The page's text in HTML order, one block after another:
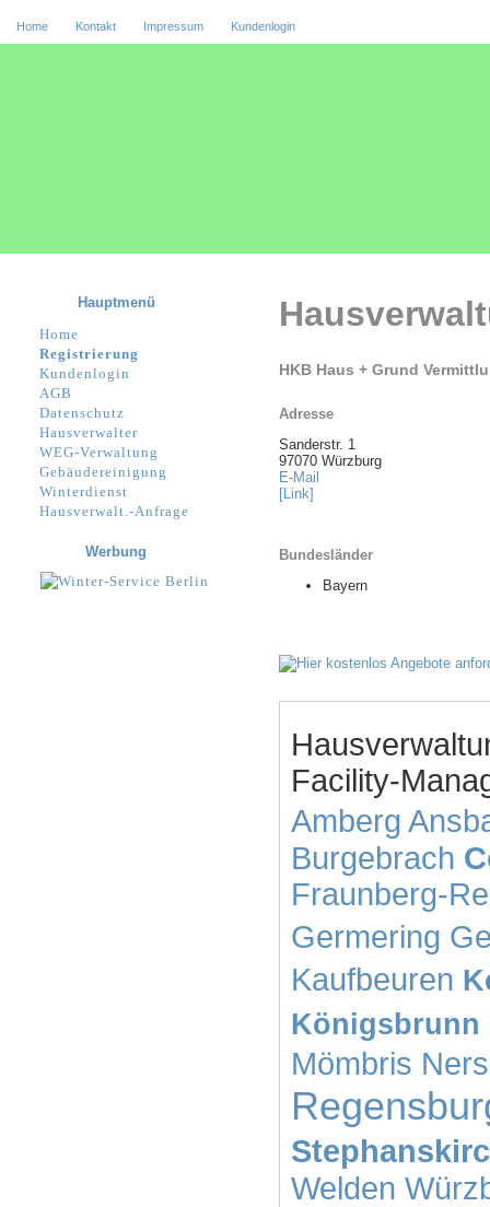
Home Kontakt Impressum Kundenlogin
HKB Haus + Grund
Adresse
Sanderstr. 1
97070 Würzburg
E-Mail
[Link]
Bundesländer
Bayern
Facility-
Amberg
Burgebrach
Fraunberg-
Germering
Kaufbeuren
Königsbrunn
Mömbris
Welden
Hauptmenü
Home
Registrierung
Kundenlogin
AGB
Datenschutz
Hausverwalter
WEG-Verwaltung
Gebäudereinigung
Winterdienst
Hausverwalt.-Anfrage
Werbung